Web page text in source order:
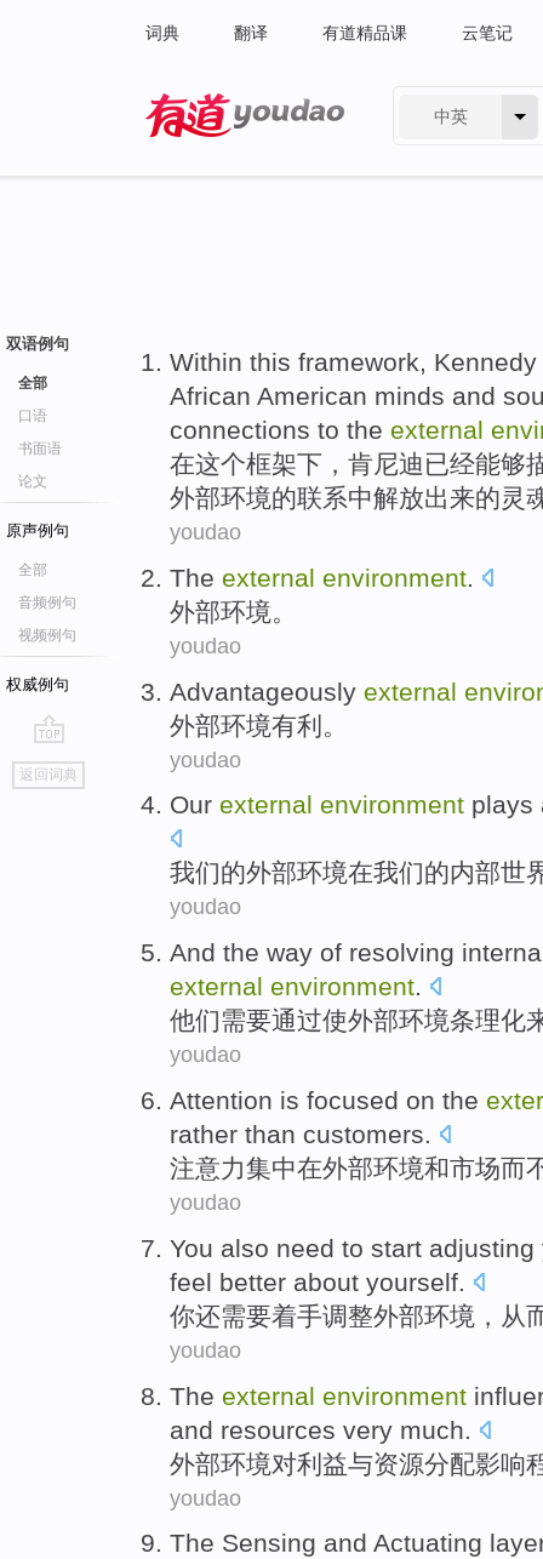
词典 翻译 有道精品课 云笔记
中英
双语例句
全部
口语
书面语
论文
原声例句
全部
音频例句
视频例句
权威例句
go
top
返回词典
Within this framework, Kennedy
African American minds and
connections to the external
在这个框架下 ， 肯尼迪已经能够
外部环境的联系中解放出来的灵
youdao
The external environment.
外部环境。
youdao
Advantageously external
外部环境有利 。
youdao
Our external environment plays
我们的外部环境在我们的内部世
youdao
And the way of resolving
external environment.
他们需要通过使外部环境条理化
youdao
Attention is focused on the
rather than customers.
注意力集中在外部环境和市场而
youdao
You also need to start adjusting
feel better about yourself.
你还需要着手调整外部环境 ，从
youdao
The external environment
and resources very much
外部环境对利益与资源分配影响
youdao
The Sensing and Actuating